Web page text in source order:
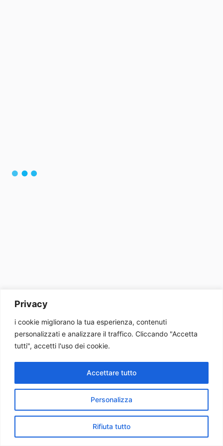
Privacy
i cookie migliorano la tua esperienza, contenuti
personalizzati e analizzare il traffico. Cliccando "Accetta
tutti", accetti l'uso dei cookie.
Personalizza
Rifiuta tutto
Accettare tutto
Home Cerca Telefono Whatsapp Tutti Prodotti